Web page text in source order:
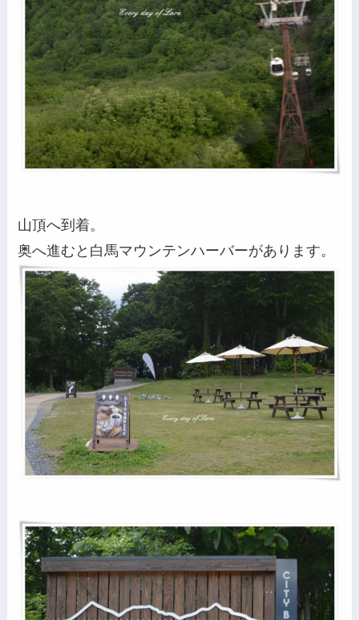
山頂へ到着。
奥へ進むと白馬マウンテンハーバーがあります。